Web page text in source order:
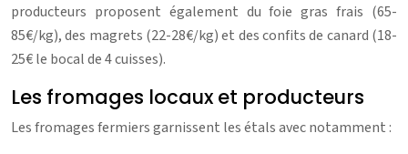
producteurs proposent également du foie gras frais (65-
85€/kg), des magrets (22-28€/kg) et des confits de canard (18-
25€ le bocal de 4 cuisses).
Les fromages locaux et producteurs
Les fromages fermiers garnissent les étals avec notamment :